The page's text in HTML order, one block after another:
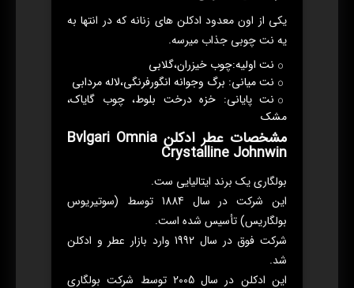
یکی از اون معدود ادکلن های زنانه که در انتها به
یه نت چوبی جذاب میرسه.
نت اولیه:چوب خیزران،گلابی
نت میانی: برگ وجوانه انگورفرنگی،لاله مردابی
نت پایانی: خزه درخت بلوط، چوب گایاک،
مشک
مشخصات عطر ادکلن Bvlgari Omnia
Crystalline Johnwin
بولگاری یک برند ایتالیایی ست.
این شرکت در سال 1884 توسط (سوتیریوس
بولگاریس) تأسیس شده است.
شرکت فوق در سال 1992 وارد بازار عطر و ادکلن
شد.
این ادکلن در سال 2005 توسط شرکت بولگاری